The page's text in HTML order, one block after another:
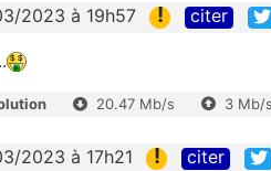
2023 à 19h57 ! citer
20.47 Mb/s 3 Mb/s
2023 à 17h21 ! citer